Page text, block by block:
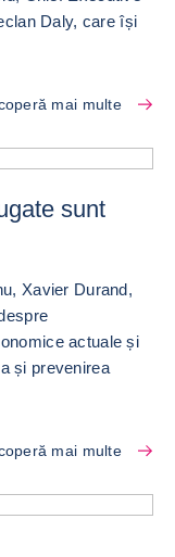
Daly, care își
mai multe
sunt
Xavier Durand,
actuale și
și prevenirea
mai multe